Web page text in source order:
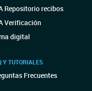
Repositorio recibos
Verificación
digital
Y TUTORIALES
Frecuentes